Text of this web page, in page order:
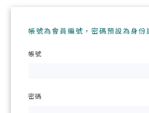
帳號為會員編號，密碼預設為身份
帳號
密碼